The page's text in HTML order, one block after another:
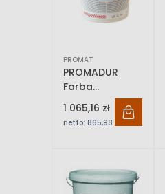
PROMAT
PROMADUR
Farba
ogniochronna
1 065,16 zł
netto: 865,98 zł